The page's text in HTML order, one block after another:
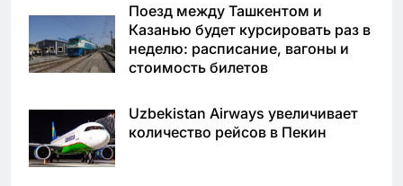
Поезд между Ташкентом и
Казанью будет курсировать раз в
неделю: расписание, вагоны и
стоимость билетов
Uzbekistan Airways увеличивает
количество рейсов в Пекин